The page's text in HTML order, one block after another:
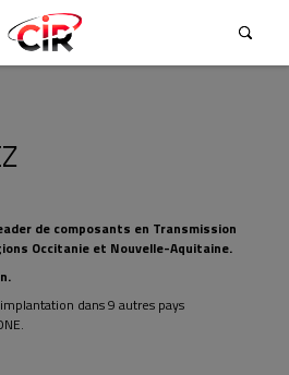
de composants en Transmission
Occitanie et Nouvelle-Aquitaine.
dans 9 autres pays